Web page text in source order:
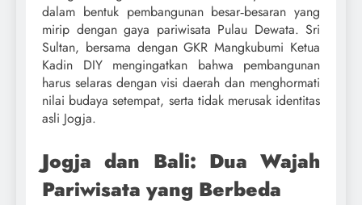
dalam bentuk pembangunan besar‑besaran yang
mirip dengan gaya pariwisata Pulau Dewata. Sri
Sultan, bersama dengan GKR Mangkubumi Ketua
Kadin DIY mengingatkan bahwa pembangunan
harus selaras dengan visi daerah dan menghormati
nilai budaya setempat, serta tidak merusak identitas
asli Jogja.
Jogja dan Bali: Dua Wajah
Pariwisata yang Berbeda